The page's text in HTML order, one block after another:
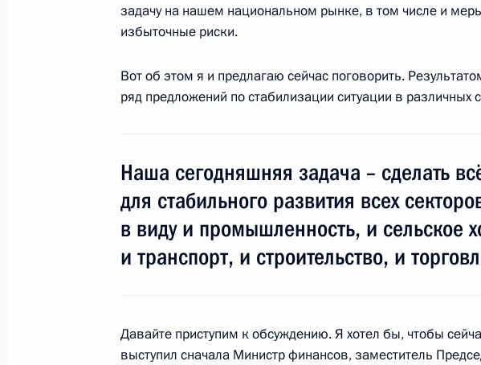
21 октября 2008 года, вторник
по итогам российско-армянских переговоров
Начало встречи с Президентом Армении Сержем
21 октября 2008 года, 12:40 Армения, Ереван
задачу на нашем национальном рынке, в том числе и
избыточные риски.
Вот об этом я и предлагаю сейчас поговорить.
ряд предложений по стабилизации ситуации в различных
Наша сегодняшняя задача – сделать
для стабильного развития всех
в виду и промышленность, и сельское
и транспорт, и строительство, и
Давайте приступим к обсуждению. Я хотел бы, чтобы
выступил сначала Министр финансов, заместитель